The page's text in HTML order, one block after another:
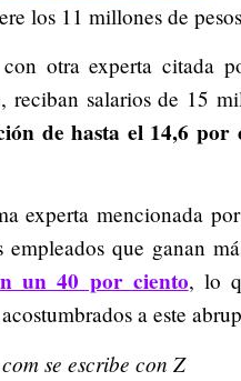
los 11 millones de
otra experta citada
reciban salarios de 15
de hasta el 14,6 por
experta mencionada
empleados que ganan
un 40 por ciento, lo
a este
se escribe con Z